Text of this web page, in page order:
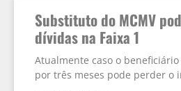
Substituto do MCMV
dívidas na Faixa 1
Atualmente caso o
por três meses pode perder o